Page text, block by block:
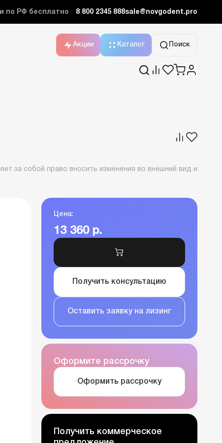
по РФ бесплатно 8 800 2345 888sale@novgodent.pro
Акции Каталог Поиск
за собой право вносить изменения во внешний вид и
Цена:
13 360 р.
Получить консультацию
Оставить заявку на лизинг
Оформите рассрочку
Оформить рассрочку
Получить коммерческое